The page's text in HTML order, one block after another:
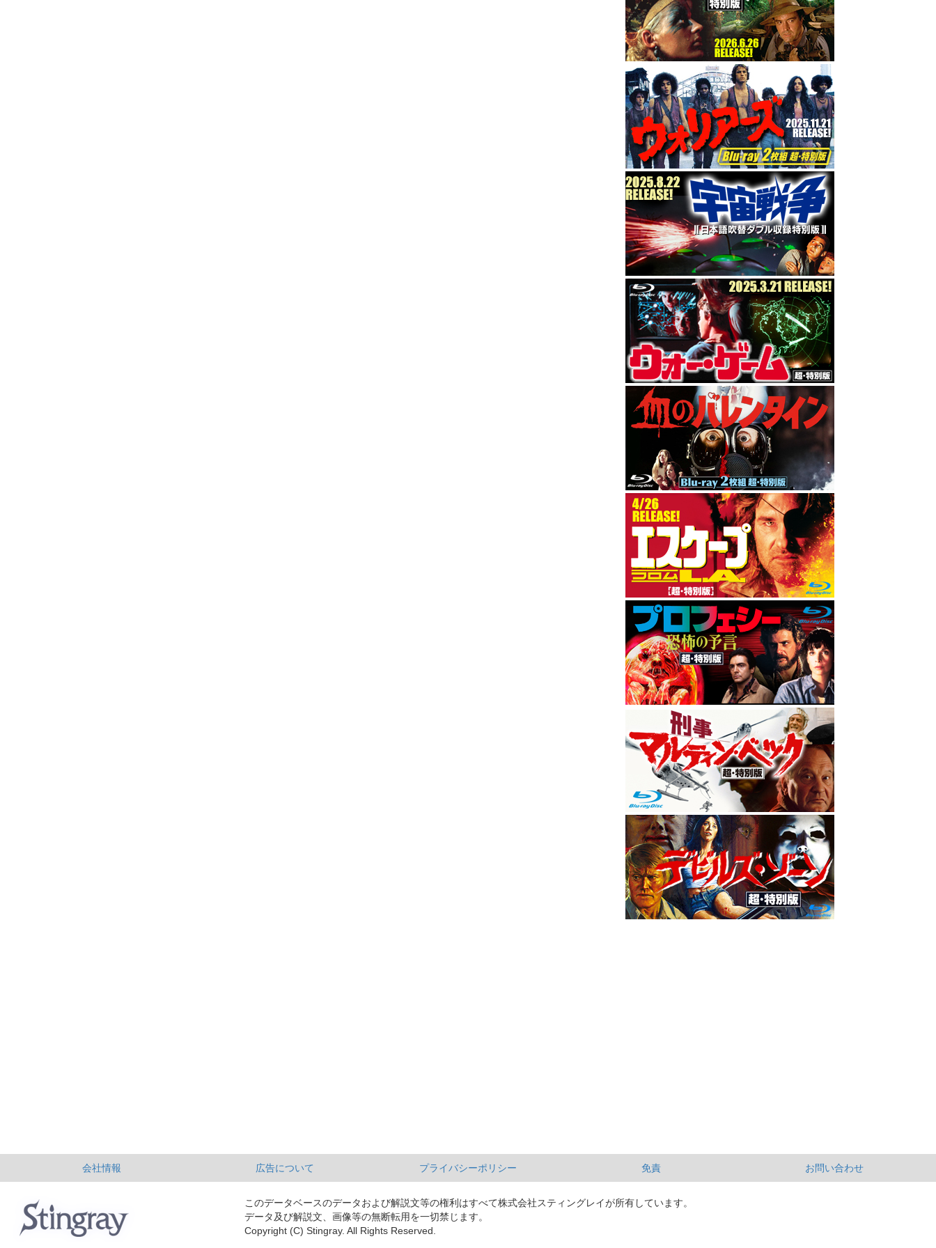
会社情報 広告について プライバシーポリシー 免責 お問い合わせ
このデータベースのデータおよび解説文等の権利はすべて株式会社スティングレイが所有しています。
データ及び解説文、画像等の無断転用を一切禁じます。
Copyright (C) Stingray. All Rights Reserved.